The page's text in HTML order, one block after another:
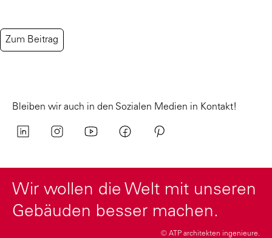
Zum Beitrag
Bleiben wir auch in den Sozialen Medien in Kontakt!
Wir wollen die Welt mit unseren
Gebäuden besser machen.
© ATP architekten ingenieure.